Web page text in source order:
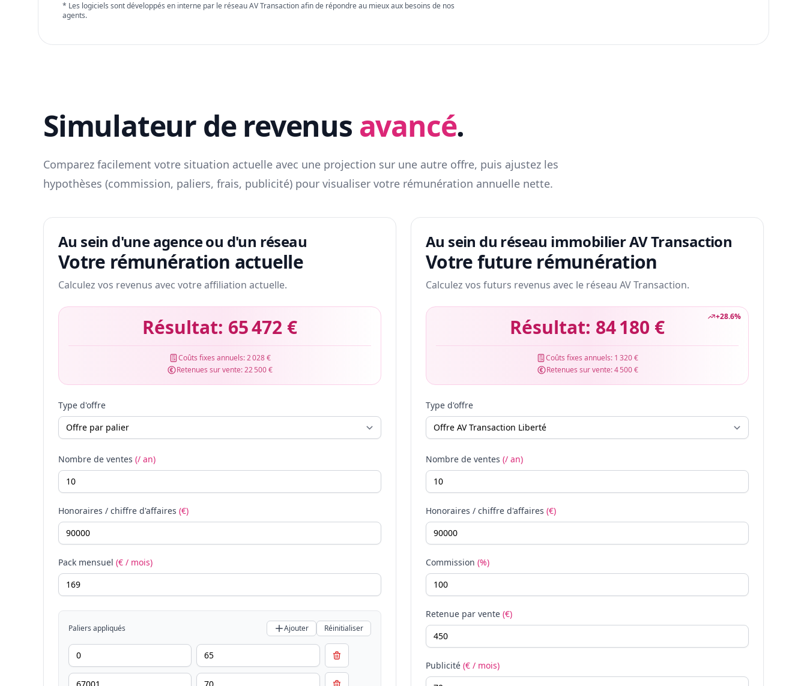
* Les logiciels sont développés en interne par le réseau AV Transaction afin de répondre au mieux aux besoins de nos
agents.
Simulateur de revenus avancé.
Comparez facilement votre situation actuelle avec une projection sur une autre offre, puis ajustez les
hypothèses (commission, paliers, frais, publicité) pour visualiser votre rémunération annuelle nette.
Au sein d'une agence ou d'un réseau
Votre rémunération actuelle
Calculez vos revenus avec votre affiliation actuelle.
Résultat: 65 472 €
Coûts fixes annuels:2 028 €
Retenues sur vente:22 500 €
Type d'offre
Nombre de ventes (/ an)
Honoraires / chiffre d'affaires (€)
Pack mensuel (€ / mois)
Paliers appliqués Ajouter Réinitialiser
Au sein du réseau immobilier AV Transaction
Votre future rémunération
Calculez vos futurs revenus avec le réseau AV Transaction.
+28.6%
Résultat: 84 180 €
Coûts fixes annuels: 1 320 €
Retenues sur vente:4 500 €
Type d'offre
Nombre de ventes (/ an)
Honoraires / chiffre d'affaires (€)
Commission (%)
Retenue par vente (€)
Publicité (€ / mois)